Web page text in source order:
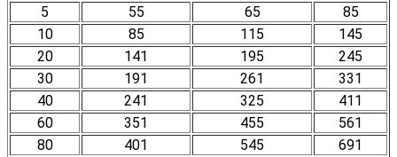
5
55 65
85
10
85 115
145
20
141 195
245
30
191 261
331
40
241 325
411
60
351 455
561
80
401 545
691